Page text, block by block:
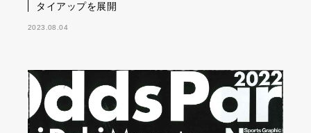
タイアップを展開
2023.08.04